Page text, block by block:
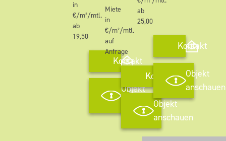
in
€/m²/mtl.
ab
19,50
Kontakt
Objekt
anschauen
Miete
in
€/m²/mtl.
auf
Anfrage
Kontakt
Objekt
anschauen
ab
25,00
Kontakt
Objekt
anschauen